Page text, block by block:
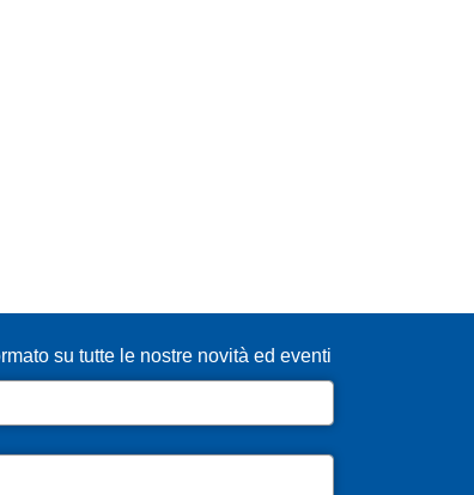
su tutte le nostre novità ed eventi